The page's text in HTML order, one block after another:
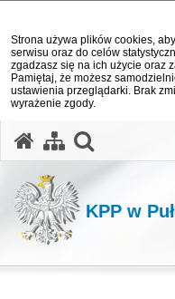
Strona używa plików cookies,
serwisu oraz do celów
zgadzasz się na ich użycie oraz
Pamiętaj, że możesz
ustawienia przeglądarki. Brak
wyrażenie zgody.
KPP w